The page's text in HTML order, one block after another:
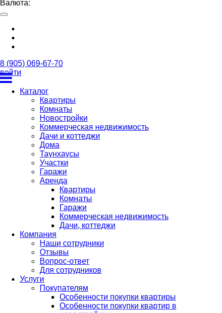
Валюта:
8 (905) 069-67-70
войти
Каталог
Квартиры
Комнаты
Новостройки
Коммерческая недвижимость
Дачи и коттеджи
Дома
Таунхаусы
Участки
Гаражи
Аренда
Квартиры
Комнаты
Гаражи
Коммерческая недвижимость
Дачи, коттеджи
Компания
Наши сотрудники
Отзывы
Вопрос-ответ
Для сотрудников
Услуги
Покупателям
Особенности покупки квартиры
Особенности покупки квартир в